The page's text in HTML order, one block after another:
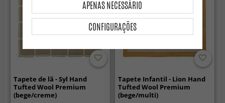
Tapete de lã - Syl Hand
Tufted Wool Premium
(bege/creme)
Tapete Infantil - Lion Hand
Tufted Wool Premium
(bege/multi)
CONFIGURAÇÕES
APENAS NECESSÁRIO